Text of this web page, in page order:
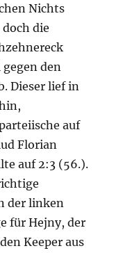
Nichts
die
den
Dieser lief in
auf
Florian
auf 2:3 (56.).
der linken
für Hejny, der
Keeper aus